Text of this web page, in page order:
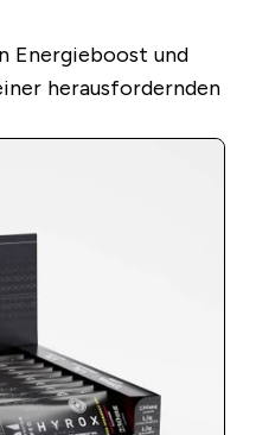
Energieboost und
herausfordernden